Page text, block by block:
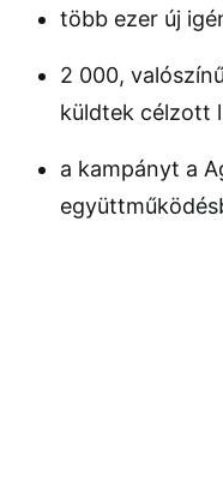
több ezer új
2 000,
küldtek célzott
a kampányt a